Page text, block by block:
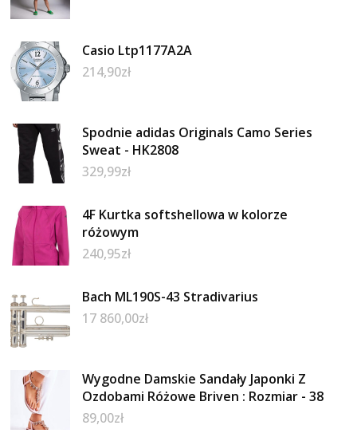
Casio Ltp1177A2A
214,90zł
Spodnie adidas Originals Camo Series
Sweat - HK2808
329,99zł
4F Kurtka softshellowa w kolorze
różowym
240,95zł
Bach ML190S-43 Stradivarius
17 860,00zł
Wygodne Damskie Sandały Japonki Z
Ozdobami Różowe Briven : Rozmiar - 38
89,00zł